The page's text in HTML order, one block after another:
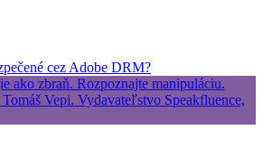
cez Adobe DRM?